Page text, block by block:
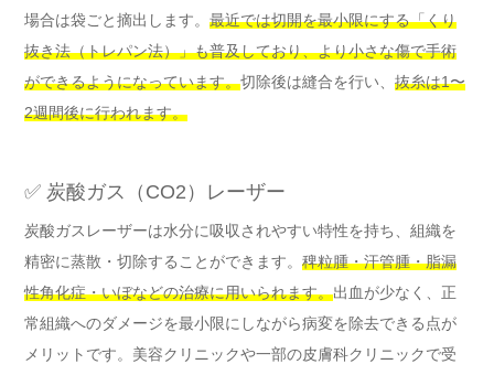
場合は袋ごと摘出します。 最近では切開を最小限にする「くり
抜き法（トレパン法）」も普及しており、より小さな傷で手術
ができるようになっています。切除後は縫合を行い、 抜糸は1〜
2週間後に行われます。
✅ 炭酸ガス（CO2）レーザー
炭酸ガスレーザーは水分に吸収されやすい特性を持ち、組織を
精密に蒸散・切除することができます。 稗粒腫・汗管腫・脂漏
性角化症・いぼなどの治療に用いられます。出血が少なく、正
常組織へのダメージを最小限にしながら病変を除去できる点が
メリットです。美容クリニックや一部の皮膚科クリニックで受